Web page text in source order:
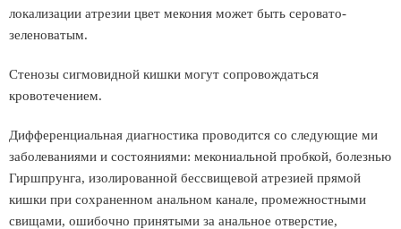
локализации атрезии цвет мекония может быть серовато-
зеленоватым.
Стенозы сигмовидной кишки могут сопровождаться
кровотечением.
Дифференциальная диагностика проводится со следующие ми
заболеваниями и состояниями: мекониальной пробкой, болезнью
Гиршпрунга, изолированной бессвищевой атрезией прямой
кишки при сохраненном анальном канале, промежностными
свищами, ошибочно принятыми за анальное отверстие,